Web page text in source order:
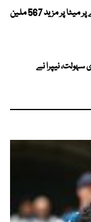
بچوں کو خطرات سے بروقت آگاہ نہ کرنے پر میٹا پر مزید 567 ملین
سہولت، نیپرا نے